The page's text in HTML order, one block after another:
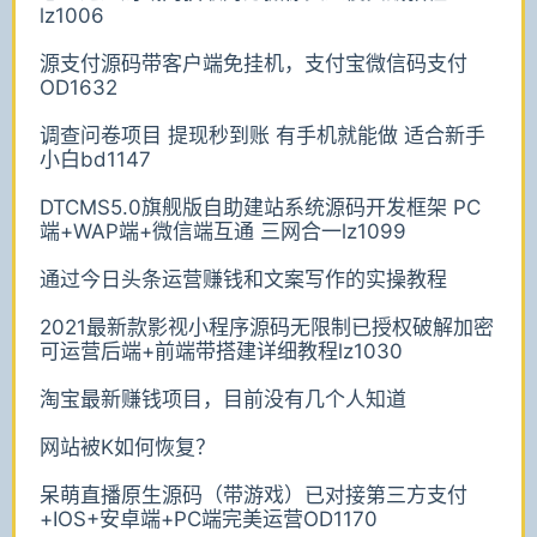
lz1006
源支付源码带客户端免挂机，支付宝微信码支付
OD1632
调查问卷项目 提现秒到账 有手机就能做 适合新手
小白bd1147
DTCMS5.0旗舰版自助建站系统源码开发框架 PC
端+WAP端+微信端互通 三网合一lz1099
通过今日头条运营赚钱和文案写作的实操教程
2021最新款影视小程序源码无限制已授权破解加密
可运营后端+前端带搭建详细教程lz1030
淘宝最新赚钱项目，目前没有几个人知道
网站被K如何恢复？
呆萌直播原生源码（带游戏）已对接第三方支付
+IOS+安卓端+PC端完美运营OD1170